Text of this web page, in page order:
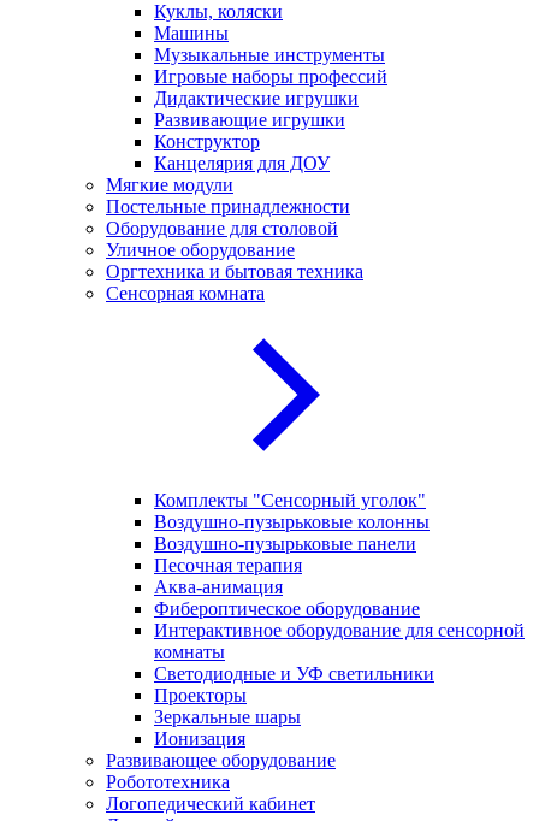
Куклы, коляски
Машины
Музыкальные инструменты
Игровые наборы профессий
Дидактические игрушки
Развивающие игрушки
Конструктор
Канцелярия для ДОУ
Мягкие модули
Постельные принадлежности
Оборудование для столовой
Уличное оборудование
Оргтехника и бытовая техника
Сенсорная комната
Комплекты "Сенсорный уголок"
Воздушно-пузырьковые колонны
Воздушно-пузырьковые панели
Песочная терапия
Аква-анимация
Фибероптическое оборудование
Интерактивное оборудование для сенсорной
комнаты
Светодиодные и УФ светильники
Проекторы
Зеркальные шары
Ионизация
Развивающее оборудование
Робототехника
Логопедический кабинет